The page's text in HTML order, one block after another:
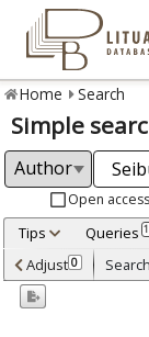
Home Search
Simple
Open access
Tips Queries 1
Adjusted by criteria
Year
Adjust 0